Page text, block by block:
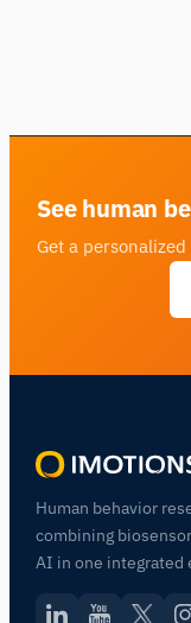
See human
Get a
Human behavior
combining
AI in one integrated